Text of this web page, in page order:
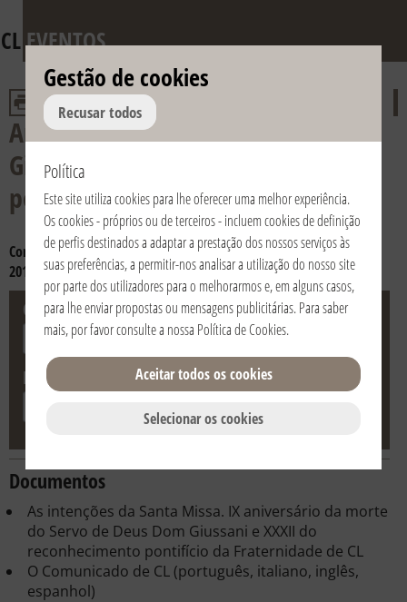
CLEVENTOS
Aniversário da morte de Dom
Giussani e do reconhecimento
pontifício da Fraternidade
Consulta os anos: 2024 2023 2022 2021 2020 2019 2018
2016
2015 2014 2013 2012 2011 2010 2009 2008 2007 2006
Cidade País
Data
Documentos
As intenções da Santa Missa. IX aniversário da morte
do Servo de Deus Dom Giussani e XXXII do
reconhecimento pontifício da Fraternidade de CL
O Comunicado de CL (português, italiano, inglês,
espanhol)
Gestão de cookies
Recusar todos
Política
Este site utiliza cookies para lhe oferecer uma melhor experiência.
Os cookies - próprios ou de terceiros - incluem cookies de definição
de perfis destinados a adaptar a prestação dos nossos serviços às
suas preferências, a permitir-nos analisar a utilização do nosso site
por parte dos utilizadores para o melhorarmos e, em alguns casos,
para lhe enviar propostas ou mensagens publicitárias. Para saber
mais, por favor consulte a nossa Política de Cookies.
Selecionar os cookies
Aceitar todos os cookies